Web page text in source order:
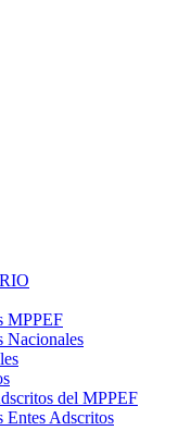
MPPEF
Nacionales
del MPPEF
Entes Adscritos